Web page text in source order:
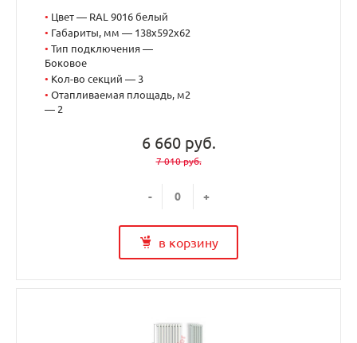
• Цвет — RAL 9016 белый
• Габариты, мм — 138x592x62
• Тип подключения —
Боковое
• Кол-во секций — 3
• Отапливаемая площадь, м2
— 2
6 660 руб.
7 010 руб.
- +
в корзину